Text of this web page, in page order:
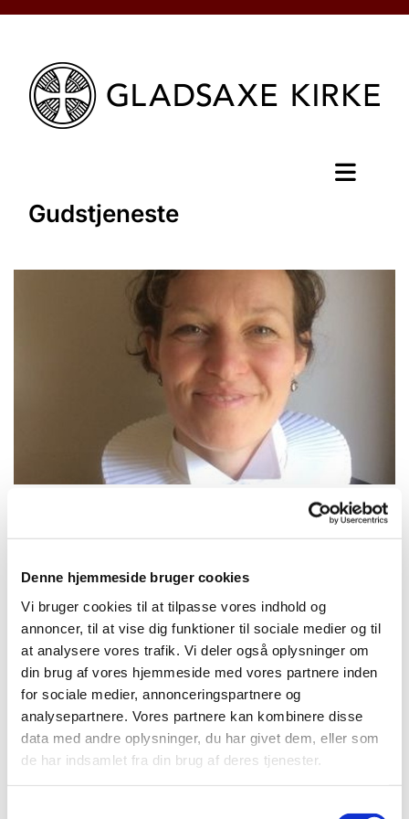
Denne hjemmeside bruger cookies
Vi bruger cookies til at tilpasse vores indhold og
annoncer, til at vise dig funktioner til sociale medier og til
at analysere vores trafik. Vi deler også oplysninger om
din brug af vores hjemmeside med vores partnere inden
for sociale medier, annonceringspartnere og
analysepartnere. Vores partnere kan kombinere disse
data med andre oplysninger, du har givet dem, eller som
de har indsamlet fra din brug af deres tjenester.
Gudstjeneste
Søndag 18. april 2027, kl. 10:30
Gladsaxe kirke, Gladsaxe Møllevej
43, 2860 Søborg
Rachel Wille Christoffersen